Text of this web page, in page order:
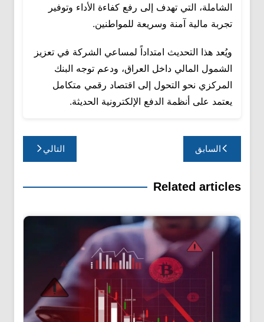
الشاملة، التي تهدف إلى رفع كفاءة الأداء وتوفير
تجربة مالية آمنة وسريعة للمواطنين.
ويُعد هذا التحديث امتداداً لمساعي الشركة في تعزيز
الشمول المالي داخل العراق، ودعم توجه البنك
المركزي نحو التحول إلى اقتصاد رقمي متكامل
يعتمد على أنظمة الدفع الإلكترونية الحديثة.
تصفّح
المقالات
السابق التالي
Related articles